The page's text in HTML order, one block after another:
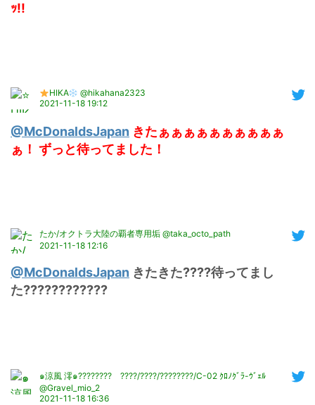
ｯ!!
HIKA
@hikahana2323
2021-11-18 19:12
@McDonaldsJapan きたぁぁぁぁぁぁぁぁぁぁ
ぁ！ ずっと待ってました！
たか/オクトラ大陸の覇者専用垢 @taka_octo_path
2021-11-18 12:16
@McDonaldsJapan きたきた????待ってまし
た????????????
๑涼風 澪๑???????? ????/????/????????/C-02 ｸﾛﾉｸﾞﾗ-ｳﾞｪﾙ
@Gravel_mio_2
2021-11-18 16:36